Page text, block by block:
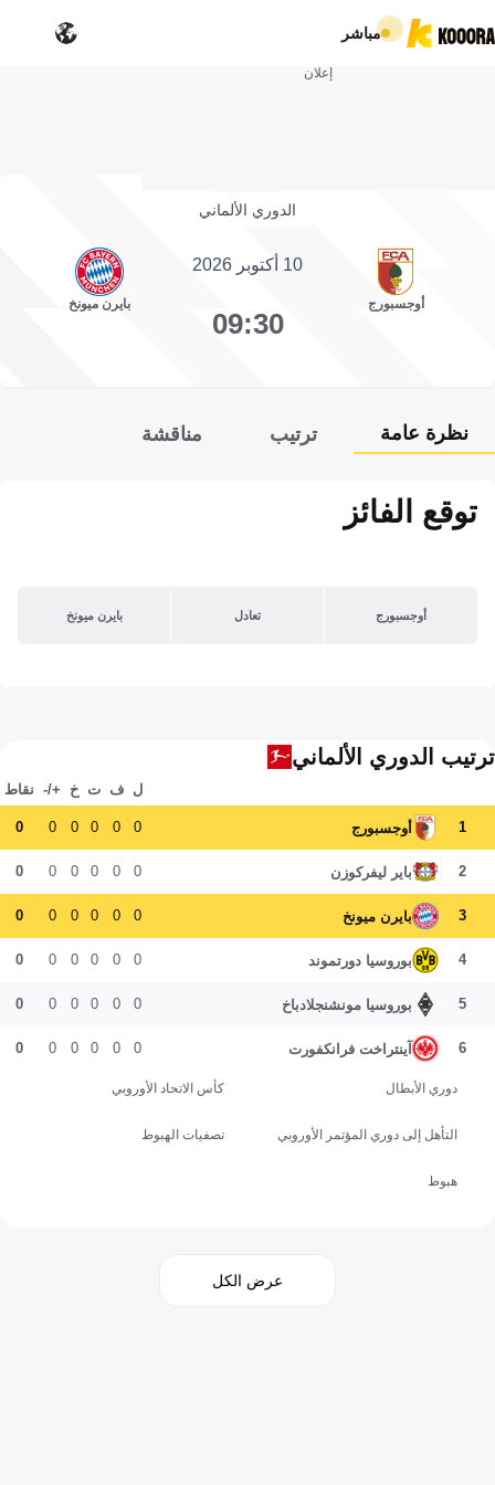
مباشر
إعلان
الدوري الألماني
أوجسبورج
10 أكتوبر 2026
09:30
بايرن ميونخ
نظرة عامة ترتيب مناقشة
توقع الفائز
أوجسبورج تعادل بايرن ميونخ
ترتيب الدوري الألماني
ل ف ت خ +/- نقاط
1 أوجسبورج 0
0
0
0
0
0
2 باير ليفركوزن 0
0
0
0
0
0
3 بايرن ميونخ 0
0
0
0
0
0
4 بوروسيا دورتموند 0
0
0
0
0
0
5 بوروسيا مونشنجلادباخ 0
0
0
0
0
0
6 آينتراخت فرانكفورت 0
0
0
0
0
0
دوري الأبطال كأس الاتحاد الأوروبي
التأهل إلى دوري المؤتمر الأوروبي تصفيات الهبوط
هبوط
عرض الكل